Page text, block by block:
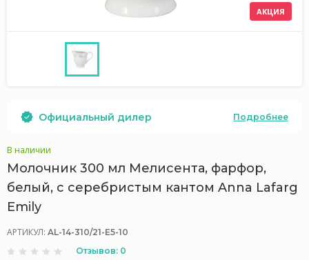
АКЦИЯ
Официальный дилер Подробнее
В наличии
Молочник 300 мл Мелисента, фарфор,
белый, с серебристым кантом Anna Lafarg
Emily
АРТИКУЛ: AL-14-310/21-E5-10
Отзывов: 0